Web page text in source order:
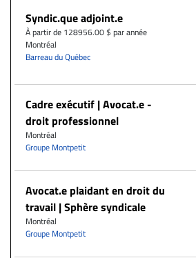
Syndic.que adjoint.e
À partir de 128956.00 $ par année
Montréal
Barreau du Québec
Cadre exécutif | Avocat.e -
droit professionnel
Montréal
Groupe Montpetit
Avocat.e plaidant en droit du
travail | Sphère syndicale
Montréal
Groupe Montpetit